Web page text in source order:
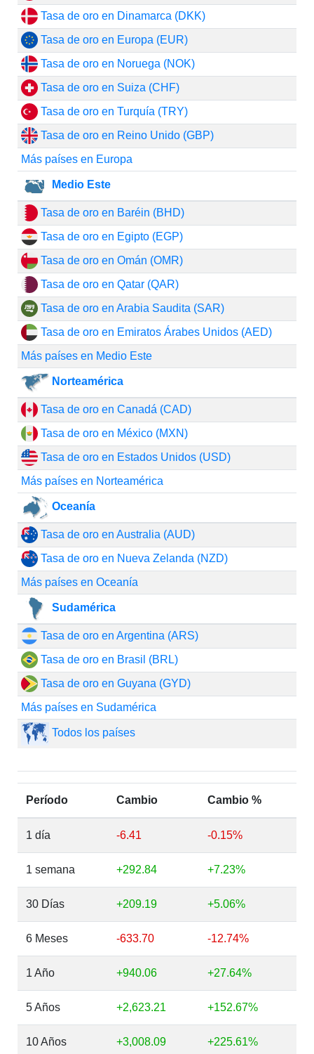
Tasa de oro en Dinamarca (DKK)
Tasa de oro en Europa (EUR)
Tasa de oro en Noruega (NOK)
Tasa de oro en Suiza (CHF)
Tasa de oro en Turquía (TRY)
Tasa de oro en Reino Unido (GBP)
Más países en Europa
Medio Este
Tasa de oro en Baréin (BHD)
Tasa de oro en Egipto (EGP)
Tasa de oro en Omán (OMR)
Tasa de oro en Qatar (QAR)
Tasa de oro en Arabia Saudita (SAR)
Tasa de oro en Emiratos Árabes Unidos (AED)
Más países en Medio Este
Norteamérica
Tasa de oro en Canadá (CAD)
Tasa de oro en México (MXN)
Tasa de oro en Estados Unidos (USD)
Más países en Norteamérica
Oceanía
Tasa de oro en Australia (AUD)
Tasa de oro en Nueva Zelanda (NZD)
Más países en Oceanía
Sudamérica
Tasa de oro en Argentina (ARS)
Tasa de oro en Brasil (BRL)
Tasa de oro en Guyana (GYD)
Más países en Sudamérica
Todos los países
Período Cambio Cambio %
1 día -6.41 -0.15%
1 semana +292.84 +7.23%
30 Días +209.19 +5.06%
6 Meses -633.70 -12.74%
1 Año +940.06 +27.64%
5 Años +2,623.21 +152.67%
10 Años +3,008.09 +225.61%